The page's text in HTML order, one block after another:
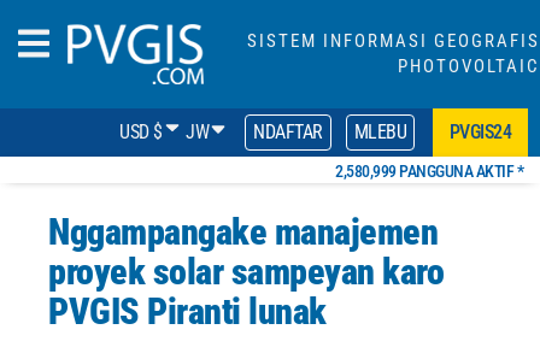
SISTEM INFORMASI GEOGRAFIS
PHOTOVOLTAIC
USD $ JW NDAFTAR MLEBU PVGIS24
2,580,999 PANGGUNA AKTIF *
Nggampangake manajemen
proyek solar sampeyan karo
PVGIS Piranti lunak